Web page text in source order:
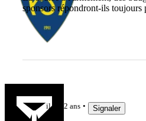
sponsors répondront-ils toujours
il y a 2 ans Signaler